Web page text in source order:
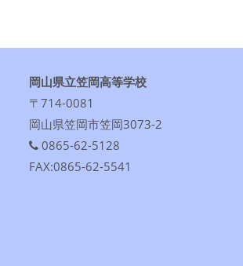
岡山県立笠岡高等学校
〒714-0081
岡山県笠岡市笠岡3073-2
0865-62-5128
FAX:0865-62-5541